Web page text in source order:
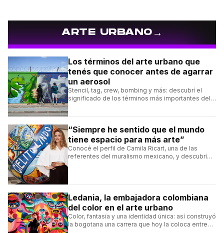
ARTE URBANO→
Los términos del arte urbano que
tenés que conocer antes de agarrar
un aerosol
Stencil, tag, crew, bombing y más: descubrí el
significado de los términos más importantes del
“Siempre he sentido que el mundo
tiene espacio para más arte”
Conocé el perfil de Camila Ricart, una de las
referentes del muralismo mexicano, y descubrí
Ledania, la embajadora colombiana
del color en el arte urbano
Color, fantasía y una identidad única: así construyó
la bogotana una carrera que hoy la coloca entre